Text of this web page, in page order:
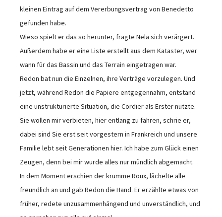
kleinen Eintrag auf dem Vererbungsvertrag von Benedetto
gefunden habe.
Wieso spielt er das so herunter, fragte Nela sich verärgert.
Außerdem habe er eine Liste erstellt aus dem Kataster, wer
wann für das Bassin und das Terrain eingetragen war.
Redon bat nun die Einzelnen, ihre Verträge vorzulegen. Und
jetzt, während Redon die Papiere entgegennahm, entstand
eine unstrukturierte Situation, die Cordier als Erster nutzte.
Sie wollen mir verbieten, hier entlang zu fahren, schrie er,
dabei sind Sie erst seit vorgestern in Frankreich und unsere
Familie lebt seit Generationen hier. Ich habe zum Glück einen
Zeugen, denn bei mir wurde alles nur mündlich abgemacht.
In dem Moment erschien der krumme Roux, lächelte alle
freundlich an und gab Redon die Hand. Er erzählte etwas von
früher, redete unzusammenhängend und unverständlich, und